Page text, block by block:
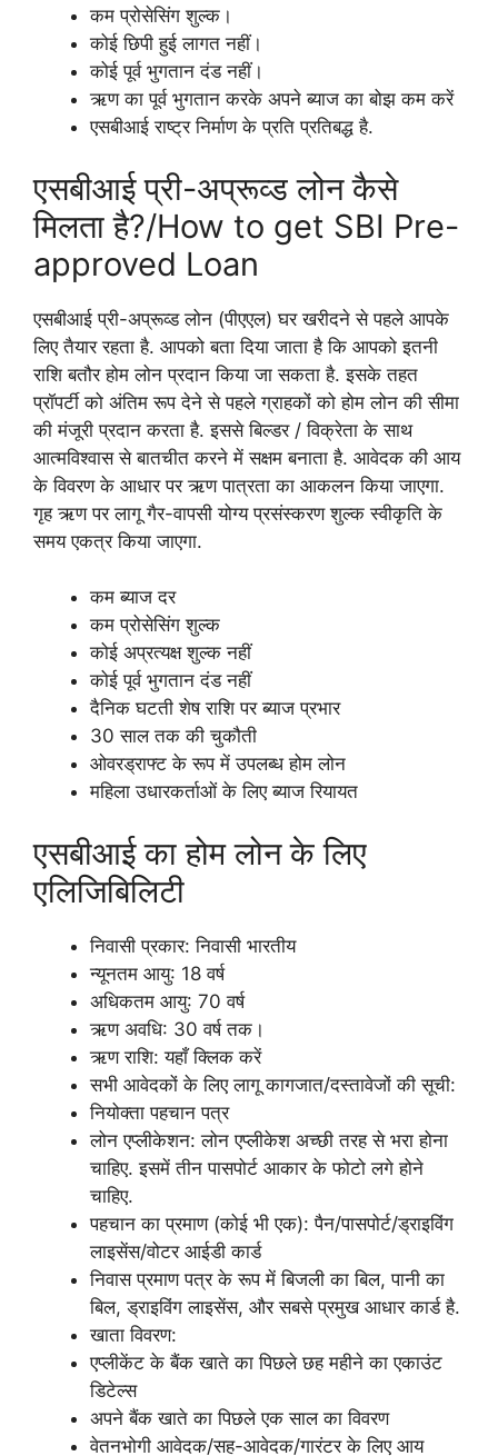
कम प्रोसेसिंग शुल्क।
कोई छिपी हुई लागत नहीं।
कोई पूर्व भुगतान दंड नहीं।
ऋण का पूर्व भुगतान करके अपने ब्याज का बोझ कम करें
एसबीआई राष्ट्र निर्माण के प्रति प्रतिबद्ध है.
एसबीआई प्री-अप्रूव्ड लोन कैसे
मिलता है?/How to get SBI Pre-
approved Loan
एसबीआई प्री-अप्रूव्ड लोन (पीएएल) घर खरीदने से पहले आपके
लिए तैयार रहता है. आपको बता दिया जाता है कि आपको इतनी
राशि बतौर होम लोन प्रदान किया जा सकता है. इसके तहत
प्रॉपर्टी को अंतिम रूप देने से पहले ग्राहकों को होम लोन की सीमा
की मंजूरी प्रदान करता है. इससे बिल्डर / विक्रेता के साथ
आत्मविश्वास से बातचीत करने में सक्षम बनाता है. आवेदक की आय
के विवरण के आधार पर ऋण पात्रता का आकलन किया जाएगा.
गृह ऋण पर लागू गैर-वापसी योग्य प्रसंस्करण शुल्क स्वीकृति के
समय एकत्र किया जाएगा.
कम ब्याज दर
कम प्रोसेसिंग शुल्क
कोई अप्रत्यक्ष शुल्क नहीं
कोई पूर्व भुगतान दंड नहीं
दैनिक घटती शेष राशि पर ब्याज प्रभार
30 साल तक की चुकौती
ओवरड्राफ्ट के रूप में उपलब्ध होम लोन
महिला उधारकर्ताओं के लिए ब्याज रियायत
एसबीआई का होम लोन के लिए
एलिजिबिलिटी
निवासी प्रकार: निवासी भारतीय
न्यूनतम आयु: 18 वर्ष
अधिकतम आयु: 70 वर्ष
ऋण अवधि: 30 वर्ष तक।
ऋण राशि: यहाँ क्लिक करें
सभी आवेदकों के लिए लागू कागजात/दस्तावेजों की सूची:
नियोक्ता पहचान पत्र
लोन एप्लीकेशन: लोन एप्लीकेश अच्छी तरह से भरा होना
चाहिए. इसमें तीन पासपोर्ट आकार के फोटो लगे होने
चाहिए.
पहचान का प्रमाण (कोई भी एक): पैन/पासपोर्ट/ड्राइविंग
लाइसेंस/वोटर आईडी कार्ड
निवास प्रमाण पत्र के रूप में बिजली का बिल, पानी का
बिल, ड्राइविंग लाइसेंस, और सबसे प्रमुख आधार कार्ड है.
खाता विवरण:
एप्लीकेंट के बैंक खाते का पिछले छह महीने का एकाउंट
डिटेल्स
अपने बैंक खाते का पिछले एक साल का विवरण
वेतनभोगी आवेदक/सह-आवेदक/गारंटर के लिए आय